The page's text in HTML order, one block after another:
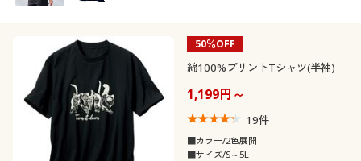
50％OFF
綿100%プリントTシャツ(半袖)
1,199円～
19件
■カラー/2色展開
■サイズ/S～5L